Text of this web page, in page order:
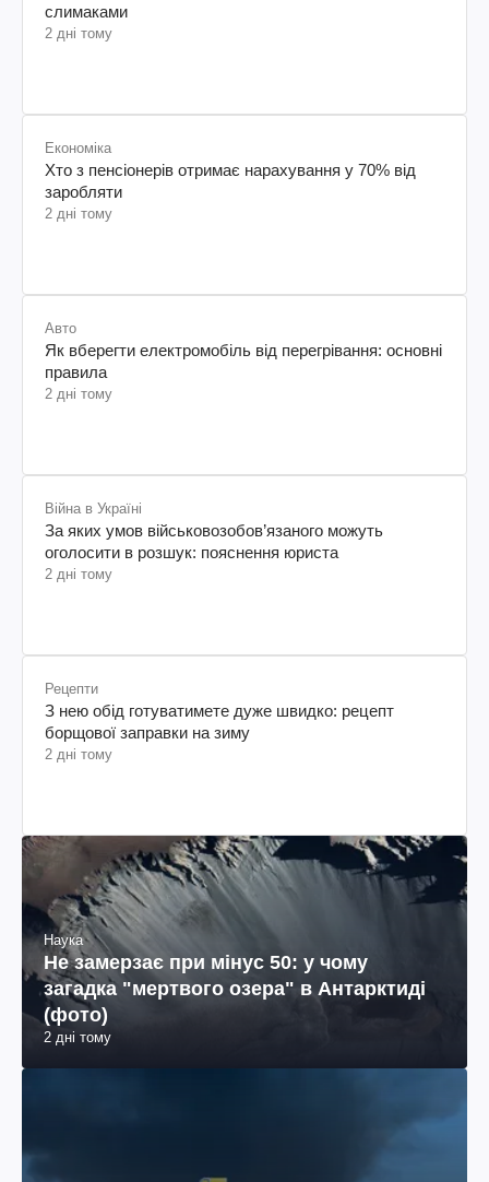
слимаками
2 дні тому
Економіка
Хто з пенсіонерів отримає нарахування у 70% від
заробляти
2 дні тому
Авто
Як вберегти електромобіль від перегрівання: основні
правила
2 дні тому
Війна в Україні
За яких умов військовозобов’язаного можуть
оголосити в розшук: пояснення юриста
2 дні тому
Рецепти
З нею обід готуватимете дуже швидко: рецепт
борщової заправки на зиму
2 дні тому
Наука
Не замерзає при мінус 50: у чому
загадка "мертвого озера" в Антарктиді
(фото)
2 дні тому